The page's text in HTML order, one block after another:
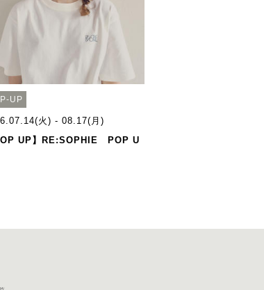
UP
火) - 08.17(月)
UP】RE:SOPHIE POP U